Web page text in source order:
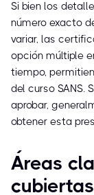
Si bien los
número exacto
variar, las
opción múltiple
tiempo,
del curso SANS.
aprobar,
obtener esta
Áreas